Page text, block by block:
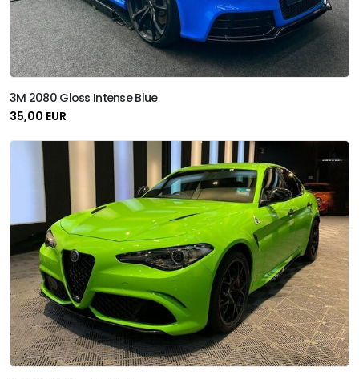
3M 2080 Gloss Intense Blue
35,00 EUR